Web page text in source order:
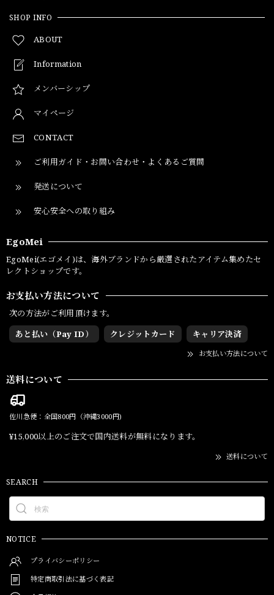
SHOP INFO
ABOUT
Information
メンバーシップ
マイページ
CONTACT
ご利用ガイド・お問い合わせ・よくあるご質問
発送について
安心安全への取り組み
EgoMei
EgoMei(エゴメイ)は、海外ブランドから厳選されたアイテム集めたセ
レクトショップです。
お支払い方法について
次の方法がご利用頂けます。
あと払い（Pay ID）
クレジットカード キャリア決済
お支払い方法について
送料について
佐川急便：全国800円（沖縄3000円)
¥15,000以上のご注文で国内送料が無料になります。
送料について
SEARCH
NOTICE
プライバシーポリシー
特定商取引法に基づく表記